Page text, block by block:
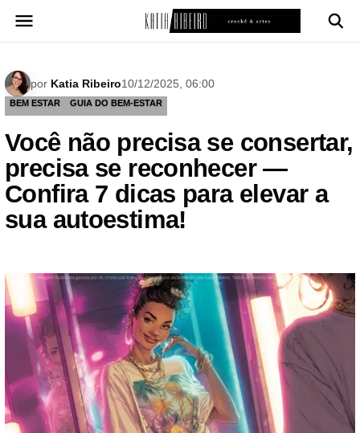
para
por Katia Ribeiro10/12/2025, 06:00
BEM ESTAR GUIA DO BEM-ESTAR
Você não precisa se consertar,
precisa se reconhecer —
Confira 7 dicas para elevar a
sua autoestima!